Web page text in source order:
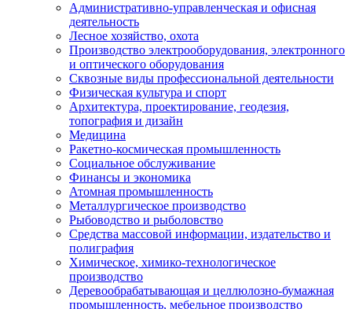
Административно-управленческая и офисная
деятельность
Лесное хозяйство, охота
Производство электрооборудования, электронного
и оптического оборудования
Сквозные виды профессиональной деятельности
Физическая культура и спорт
Архитектура, проектирование, геодезия,
топография и дизайн
Медицина
Ракетно-космическая промышленность
Социальное обслуживание
Финансы и экономика
Атомная промышленность
Металлургическое производство
Рыбоводство и рыболовство
Средства массовой информации, издательство и
полиграфия
Химическое, химико-технологическое
производство
Деревообрабатывающая и целлюлозно-бумажная
промышленность, мебельное производство